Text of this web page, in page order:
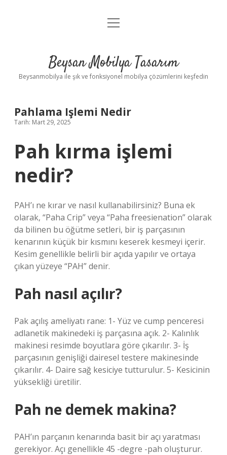
Anasayfa
Yasal Uyarı
menüyü
Beysan Mobilya Tasarım
Beysanmobilya ile şık ve fonksiyonel mobilya çözümlerini keşfedin
Pahlama Işlemi Nedir
Tarih: Mart 29, 2025
Pah kırma işlemi
nedir?
PAH’ı ne kırar ve nasıl kullanabilirsiniz? Buna ek
olarak, “Paha Crip” veya “Paha freesienation” olarak
da bilinen bu öğütme setleri, bir iş parçasının
kenarının küçük bir kısmını keserek kesmeyi içerir.
Kesim genellikle belirli bir açıda yapılır ve ortaya
çıkan yüzeye “PAH” denir.
Pah nasıl açılır?
Pak açılış ameliyatı rane: 1- Yüz ve cump penceresi
adlanetik makinedeki iş parçasına açık. 2- Kalınlık
makinesi resimde boyutlara göre çıkarılır. 3- İş
parçasının genişliği dairesel testere makinesinde
çıkarılır. 4- Daire sağ kesiciye tutturulur. 5- Kesicinin
yüksekliği üretilir.
Pah ne demek makina?
PAH’ın parçanın kenarında basit bir açı yaratması
gerekiyor. Açı genellikle 45 -degre -pah oluşturur.